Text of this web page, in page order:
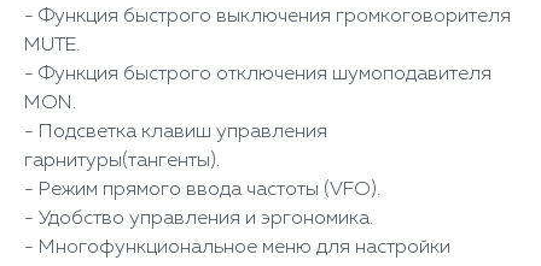
- Функция быстрого выключения громкоговорителя
MUTE.
- Функция быстрого отключения шумоподавителя
MON.
- Подсветка клавиш управления
гарнитуры(тангенты).
- Режим прямого ввода частоты (VFO).
- Удобство управления и эргономика.
- Многофункциональное меню для настройки